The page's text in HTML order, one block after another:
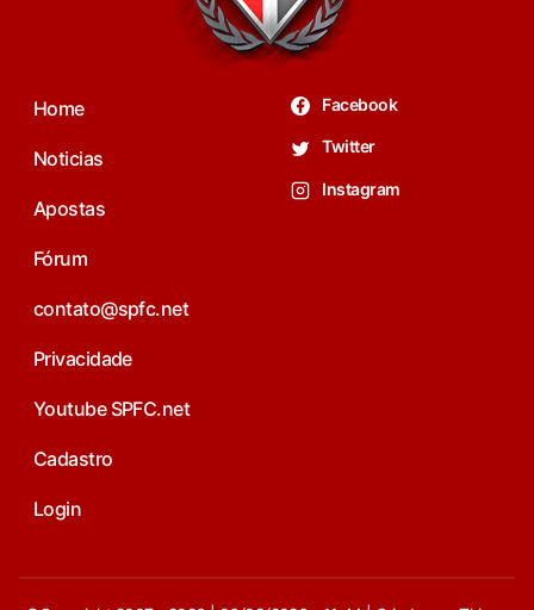
Home
Noticias
Apostas
Fórum
contato@spfc.net
Privacidade
Youtube SPFC.net
Cadastro
Login
Facebook
Twitter
Instagram